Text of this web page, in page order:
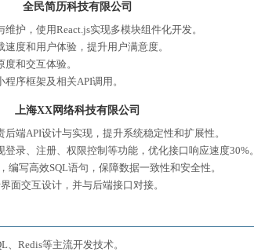
全民简历科技有限公司
护，使用React.js实现多模块组件化开发。
度和用户体验，提升用户满意度。
和交互体验。
序框架及相关API调用。
上海XX网络科技有限公司
端API设计与实现，提升系统稳定性和扩展性。
录、注册、权限控制等功能，优化接口响应速度30%。
写高效SQL语句，保障数据一致性和安全性。
面交互设计，并与后端接口对接。
、Redis等主流开发技术。